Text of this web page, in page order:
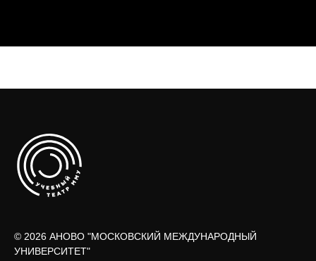
© 2026 АНОВО "МОСКОВСКИЙ МЕЖДУНАРОДНЫЙ
УНИВЕРСИТЕТ"